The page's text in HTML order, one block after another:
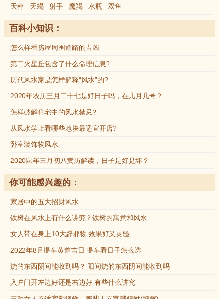
天秤 天蝎 射手 魔羯 水瓶 双鱼
百科小知识：
怎么样看房屋周围道路的吉凶
第二火星丘包含了什么命理信息?
历代风水家是怎样解释“风水”的?
2020年农历三月二十七是好日子吗，在几月几号？
怎样破解住宅中的风水禁忌?
从风水学上看哪些地块最适宜开店?
卧室装饰物风水
2020鼠年三月初八黄历解读，日子是好是坏？
你可能感兴趣的：
家居中的五大招财风水
铁树在风水上有什么讲究？铁树的寓意和风水
女人带在身上10大辟邪物 效果好又灵验
2022年8月提车黄道吉日 提车看日子怎么选
烧的东西阴间能收到吗？ 阳间烧的东西阴间能收到吗
入户门开左边好还是右边好 有些什么讲究